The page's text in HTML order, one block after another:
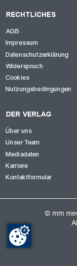
RECHTLICHES
AGB
Impressum
Datenschutzerklärung
Widerspruch
Cookies
Nutzungsbedingungen
DER VERLAG
Über uns
Unser Team
Mediadaten
Karriere
Kontaktformular
© mm